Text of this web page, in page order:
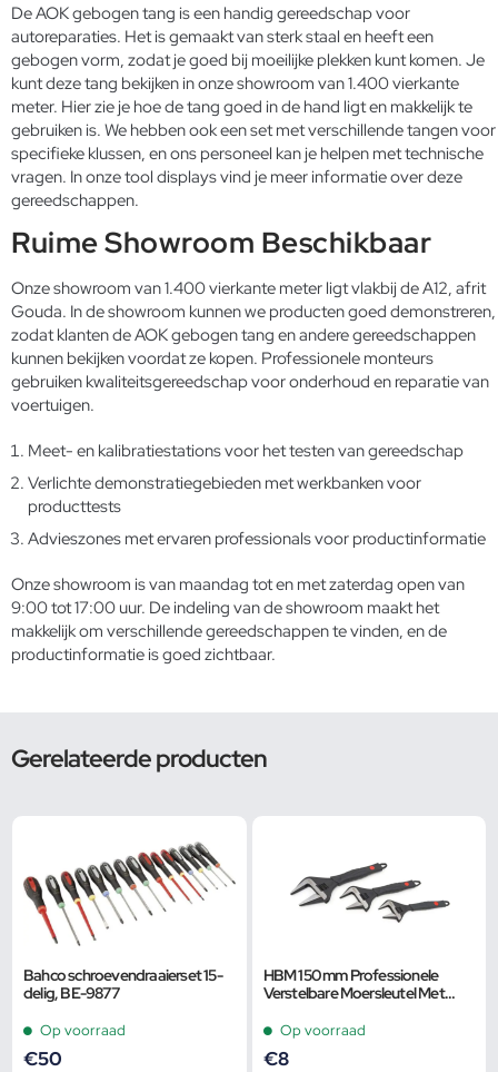
De AOK gebogen tang is een handig gereedschap voor
autoreparaties. Het is gemaakt van sterk staal en heeft een
gebogen vorm, zodat je goed bij moeilijke plekken kunt komen. Je
kunt deze tang bekijken in onze showroom van 1.400 vierkante
meter. Hier zie je hoe de tang goed in de hand ligt en makkelijk te
gebruiken is. We hebben ook een set met verschillende tangen voor
specifieke klussen, en ons personeel kan je helpen met technische
vragen. In onze tool displays vind je meer informatie over deze
gereedschappen.
Ruime Showroom Beschikbaar
Onze showroom van 1.400 vierkante meter ligt vlakbij de A12, afrit
Gouda. In de showroom kunnen we producten goed demonstreren,
zodat klanten de AOK gebogen tang en andere gereedschappen
kunnen bekijken voordat ze kopen. Professionele monteurs
gebruiken kwaliteitsgereedschap voor onderhoud en reparatie van
voertuigen.
Meet- en kalibratiestations voor het testen van gereedschap
Verlichte demonstratiegebieden met werkbanken voor
producttests
Advieszones met ervaren professionals voor productinformatie
Onze showroom is van maandag tot en met zaterdag open van
9:00 tot 17:00 uur. De indeling van de showroom maakt het
makkelijk om verschillende gereedschappen te vinden, en de
productinformatie is goed zichtbaar.
Gerelateerde producten
Bahco schroevendraaierset 15-
delig, BE-9877
Op voorraad
€50
HBM 150 mm Professionele
Verstelbare Moersleutel Met
Smalle Bek
Op voorraad
€8